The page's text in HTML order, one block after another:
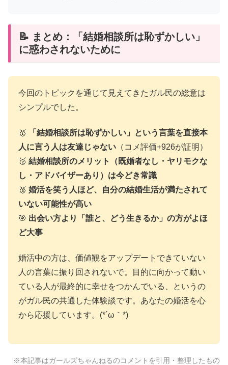
📝 まとめ：「結婚相談所は恥ずかしい」
に惑わされないために
今回のトピックを通じて見えてきたガル民の総意は
シンプルでした。
🥇
「結婚相談所は恥ずかしい」という言葉を直接本
人に言う人は友達じゃない （コメ評価+926が証明）
🥈 結婚相談所のメリット（既婚者なし・ヤリモクな
し・アドバイザーあり）は今どき常識
🥉 婚活を笑う人ほど、自分の結婚生活が満たされて
いない可能性が高い
🎯 出会い方より「誰と、どう生きるか」の方がよほ
ど大事
婚活中の方は、価値観をアップデートできていない
人の言葉に振り回されないで。目的に向かって動い
ている人が最終的に幸せをつかんでいる、というの
がガル民の共通した体験談です。あなたの婚活を心
から応援しています。(*´ω｀*)
※本記事はガールズちゃんねるのコメントを引用・整理したもの